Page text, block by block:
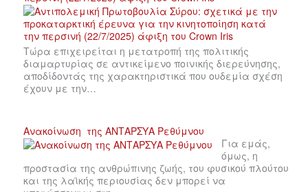
Τώρα επιχειρείται η μετατροπή της πολιτικής
διαμαρτυρίας σε αντικείμενο ποινικής διερεύνησης,
αποδίδοντάς της χαρακτηριστικά που ουδεμία σχέση
έχουν με την…
Ανακοίνωση της ΑΝΤΑΡΣΥΑ Ρεθύμνου
Για εμάς,
όμως, η
προστασία της ανθρώπινης ζωής, του φυσικού πλούτου
και της λαϊκής περιουσίας δεν μπορεί να